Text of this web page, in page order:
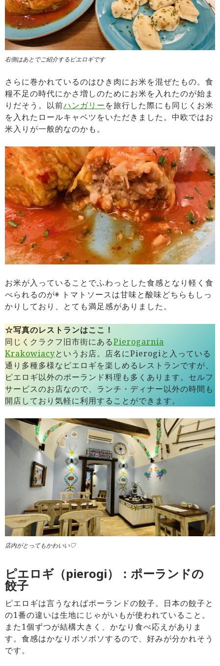
右側はあとでご紹介するピエロギです
さらに巻かれているのはひき肉にお米を混ぜたもの。食
糧不足の時代にかさ増しのためにお米を入れたのが始ま
りだそう。以前ハンガリーを旅行した際にも同じくお米
を入れたロールキャベツをいただきました。中欧ではお
米入りが一般的なのかも。
お米が入っていることでふわっとした食感となり軽く食
べられるのが◉ トマトソースは甘味と酸味どちらもしっ
かりしており、とても満足感がありました。
☆写真のレストランはここ！
同じくクラクフ旧市街にあるPierogarnia
Krakowiacyというお店。店名にPierogiと入っている
通り多種多様なピエロギを楽しめるレストランですが、
ピエロギ以外のポーランド料理も多くあります。セルフ
サービスのお店なので、ランチ・ディナー以外の時間も
開店しており気軽に利用することができます。
店内がとってもかわいい♡
ピエロギ（pierogi）：ポーランドの
餃子
ピエロギは言うなればポーランドの餃子。日本の餃子と
の1番の違いは生地にじゃがいもが使われていること。
また1個ずつが結構大きく、かなり食べ応えがありま
す。食感はかなりボソボソするので、好みが分かれそう
です。